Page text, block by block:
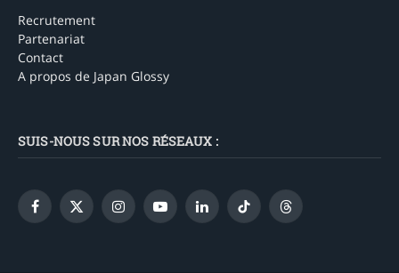
Recrutement
Partenariat
Contact
A propos de Japan Glossy
SUIS-NOUS SUR NOS RÉSEAUX :
Facebook
X
InstagramYouTubeLinkedInTikTok Threads